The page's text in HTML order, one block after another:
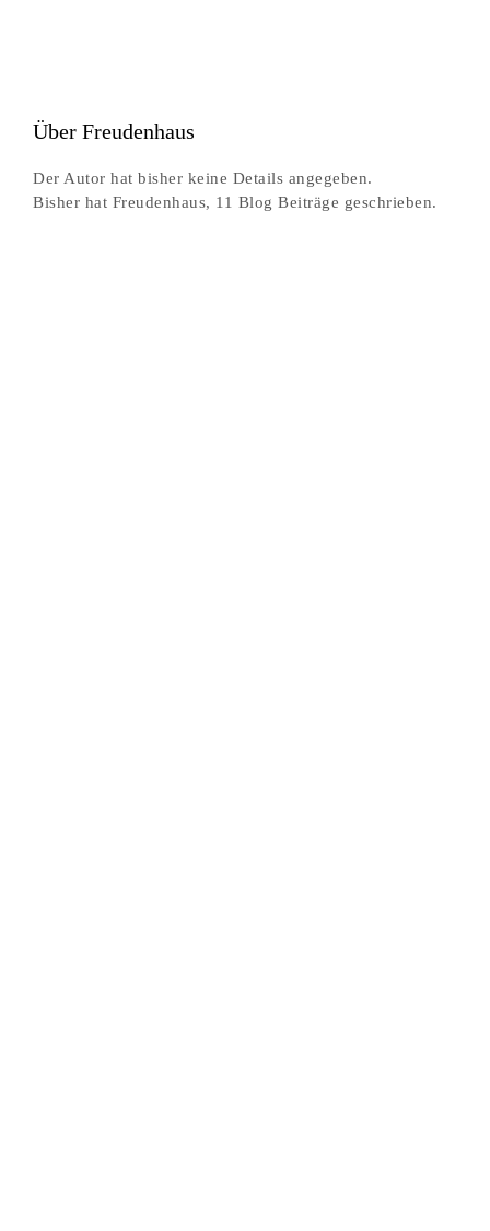
Über Freudenhaus
Der Autor hat bisher keine Details angegeben.
Bisher hat Freudenhaus, 11 Blog Beiträge geschrieben.